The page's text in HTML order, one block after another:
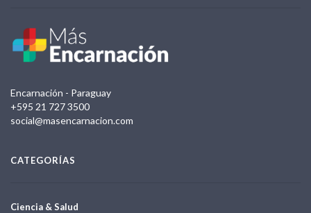
Encarnación - Paraguay
+595 21 727 3500
social@masencarnacion.com
CATEGORÍAS
Ciencia & Salud